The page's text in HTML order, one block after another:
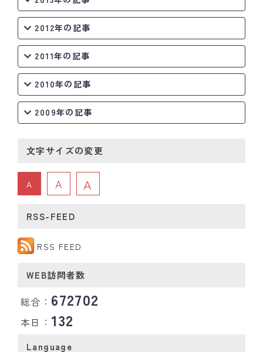
2012年の記事
2011年の記事
2010年の記事
2009年の記事
文字サイズの変更
A A A
RSS-FEED
RSS FEED
WEB訪問者数
総合： 672702
本日：132
Language